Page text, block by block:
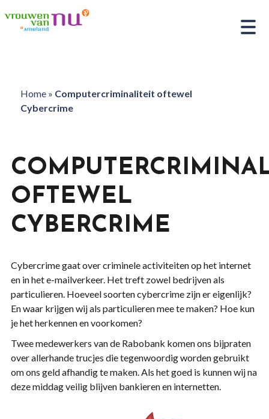
Home» Computercriminaliteit oftewel
Cybercrime
OFTEWEL
CYBERCRIME
Cybercrime gaat over criminele activiteiten op het internet
en in het e-mailverkeer. Het treft zowel bedrijven als
particulieren. Hoeveel soorten cybercrime zijn er eigenlijk?
En waar krijgen wij als particulieren mee te maken? Hoe kun
je het herkennen en voorkomen?
Twee medewerkers van de Rabobank komen ons bijpraten
over allerhande trucjes die tegenwoordig worden gebruikt
om ons geld afhandig te maken. Als het goed is kunnen wij na
deze middag veilig blijven bankieren en internetten.